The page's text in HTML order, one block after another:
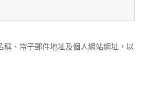
稱、電子郵件地址及個人網站網址，以